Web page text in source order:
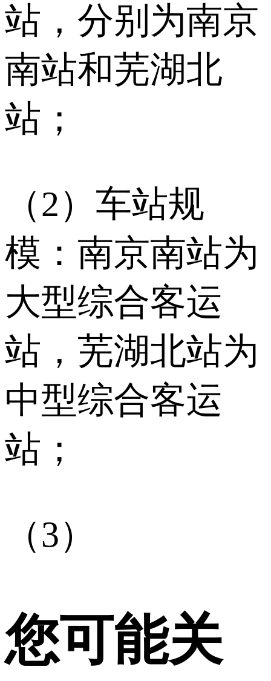
站，分别为南京
南站和芜湖北
站；
（2）车站规
模：南京南站为
大型综合客运
站，芜湖北站为
中型综合客运
站；
（3）
您可能关